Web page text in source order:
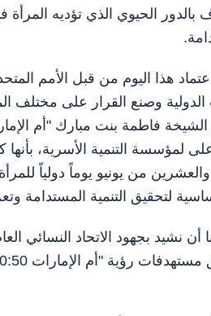
بالدور الحيوي الذي تؤديه
هذا اليوم من قبل الأمم
وصنع القرار على مختلف
فاطمة بنت مبارك "أم
لمؤسسة التنمية الأسرية،
والعشرين من يونيو يوماً دولياً
لتحقيق التنمية المستدامة
أن نشيد بجهود الاتحاد النسائي